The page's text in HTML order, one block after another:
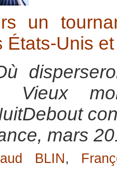
un
États-Unis
Vieux
mars
BLIN,